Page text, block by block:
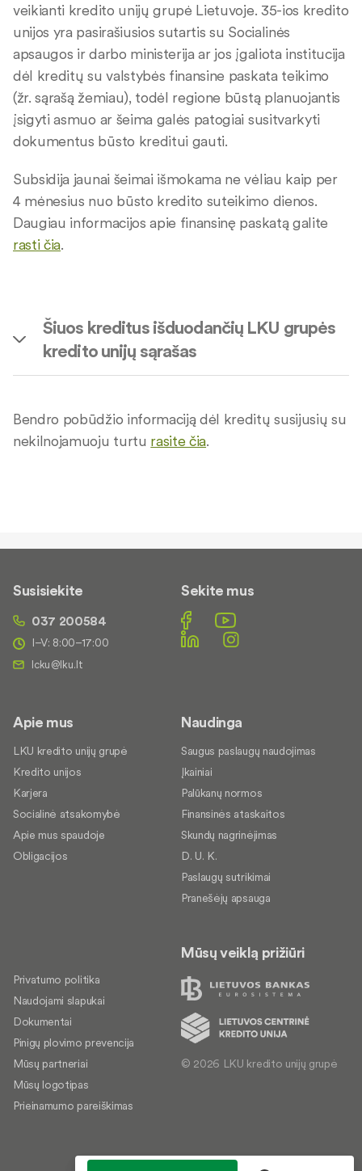
veikianti kredito unijų grupė Lietuvoje. 35-ios kredito
unijos yra pasirašiusios sutartis su Socialinės
apsaugos ir darbo ministerija ar jos įgaliota institucija
dėl kreditų su valstybės finansine paskata teikimo
(žr. sąrašą žemiau), todėl regione būstą planuojantis
įsigyti asmuo ar šeima galės patogiai susitvarkyti
dokumentus būsto kreditui gauti.
Subsidija jaunai šeimai išmokama ne vėliau kaip per
4 mėnesius nuo būsto kredito suteikimo dienos.
Daugiau informacijos apie finansinę paskatą galite
rasti čia.
Šiuos kreditus išduodančių LKU grupės
kredito unijų sąrašas
Bendro pobūdžio informaciją dėl kreditų susijusių su
nekilnojamuoju turtu rasite čia.
Susisiekite
037 200584
I–V: 8:00–17:00
Sekite mus
Apie mus
LKU kredito unijų grupė
Kredito unijos
Karjera
Socialinė atsakomybė
Apie mus spaudoje
Obligacijos
Naudinga
Saugus paslaugų naudojimas
Įkainiai
Palūkanų normos
Finansinės ataskaitos
Skundų nagrinėjimas
D. U. K.
Paslaugų sutrikimai
Pranešėjų apsauga
Privatumo politika
Naudojami slapukai
Dokumentai
Pinigų plovimo prevencija
Mūsų partneriai
Mūsų logotipas
Prieinamumo pareiškimas
Mūsų veiklą prižiūri
© 2026 LKU kredito unijų grupė